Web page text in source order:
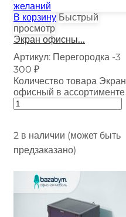
желаний
В корзину Быстрый
просмотр
Экран офисны...
Артикул: Перегородка -3
300 ₽
Количество товара Экран
офисный в ассортименте
2 в наличии (может быть
предзаказано)